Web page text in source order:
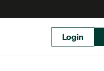
Login